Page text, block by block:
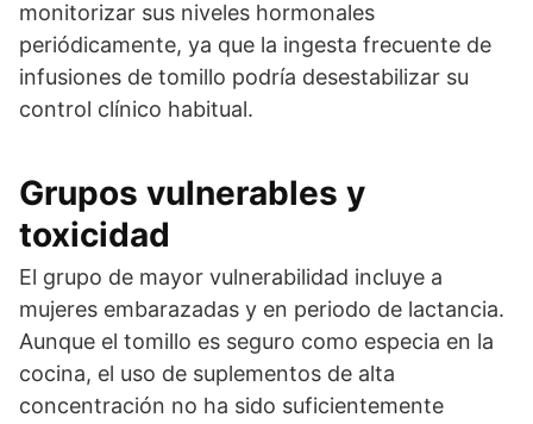
monitorizar sus niveles hormonales
periódicamente, ya que la ingesta frecuente de
infusiones de tomillo podría desestabilizar su
control clínico habitual.
Grupos vulnerables y
toxicidad
El grupo de mayor vulnerabilidad incluye a
mujeres embarazadas y en periodo de lactancia.
Aunque el tomillo es seguro como especia en la
cocina, el uso de suplementos de alta
concentración no ha sido suficientemente